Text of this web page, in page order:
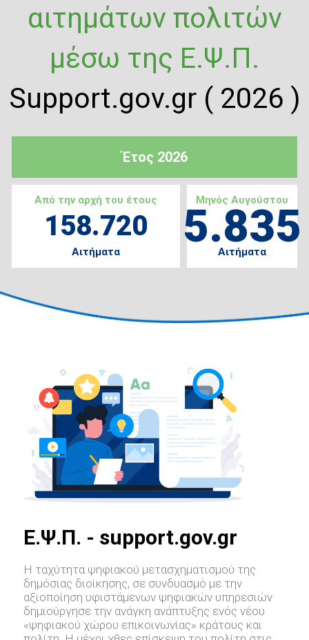
Έτος 2026
Από την αρχή του έτους
158.720
Αιτήματα
Μηνός Αυγούστου
5.835
Αιτήματα
αιτημάτων πολιτών
μέσω της Ε.Ψ.Π.
Support.gov.gr ( 2026 )
E.Ψ.Π. - support.gov.gr
Η ταχύτητα ψηφιακού μετασχηματισμού της
δημόσιας διοίκησης, σε συνδυασμό με την
αξιοποίηση υφιστάμενων ψηφιακών υπηρεσιών
δημιούργησε την ανάγκη ανάπτυξης ενός νέου
«ψηφιακού χώρου επικοινωνίας» κράτους και